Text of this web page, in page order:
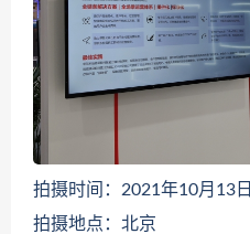
拍摄时间：2021年10月13日
拍摄地点：北京